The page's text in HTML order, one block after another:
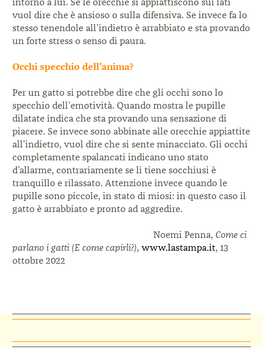
vuol dire che è ansioso o sulla difensiva. Se invece fa lo
stesso tenendole all’indietro è arrabbiato e sta provando
un forte stress o senso di paura.
Occhi specchio dell’anima?
Per un gatto si potrebbe dire che gli occhi sono lo
specchio dell’emotività. Quando mostra le pupille
dilatate indica che sta provando una sensazione di
piacere. Se invece sono abbinate alle orecchie appiattite
all’indietro, vuol dire che si sente minacciato. Gli occhi
completamente spalancati indicano uno stato
d’allarme, contrariamente se li tiene socchiusi è
tranquillo e rilassato. Attenzione invece quando le
pupille sono piccole, in stato di miosi: in questo caso il
gatto è arrabbiato e pronto ad aggredire.
Noemi Penna, Come ci
parlano i gatti (E come capirli?), www.lastampa.it, 13
ottobre 2022